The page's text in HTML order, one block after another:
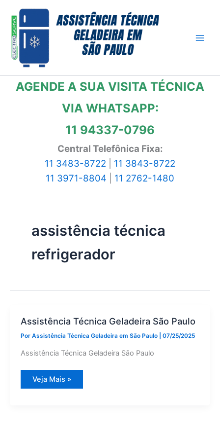
para
conteúdo
AGENDE A SUA VISITA TÉCNICA
VIA WHATSAPP:
11 94337-0796
Central Telefônica Fixa:
11 3483-8722
11 3843-8722
11 3971-8804
11 2762-1480
assistência técnica
refrigerador
Assistência Técnica Geladeira São Paulo
Por Assistência Técnica Geladeira em São Paulo 07/25/2025
Assistência Técnica Geladeira São Paulo
Assistência
Técnica
Veja Mais »